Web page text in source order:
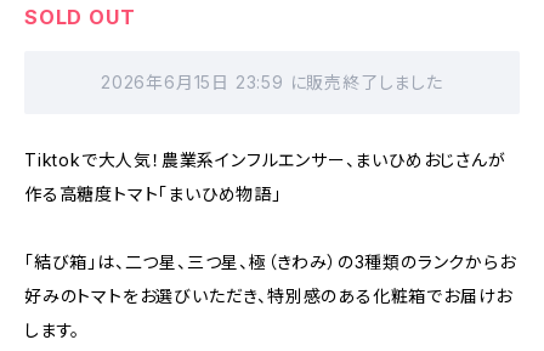
SOLD OUT
2026年6月15日 23:59 に販売終了しました
Tiktokで大人気！農業系インフルエンサー、まいひめおじさんが
作る高糖度トマト「まいひめ物語」
「結び箱」は、二つ星、三つ星、極（きわみ）の3種類のランクからお
好みのトマトをお選びいただき、特別感のある化粧箱でお届けお
します。